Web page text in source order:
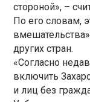
стороной», –
По его словам,
других стран.
«Согласно
включить
и лиц без